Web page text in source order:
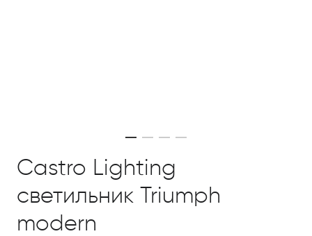
Castro Lighting
светильник Triumph
modern